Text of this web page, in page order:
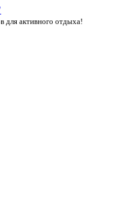
для активного отдыха!